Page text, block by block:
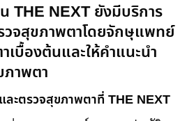
THE NEXT ยังมีบริการ
วจสุขภาพตาโดยจักษุแพทย์
เบื้องต้นและให้คำแนะนำ
าพตา
ะตรวจสุขภาพตาที่ THE NEXT